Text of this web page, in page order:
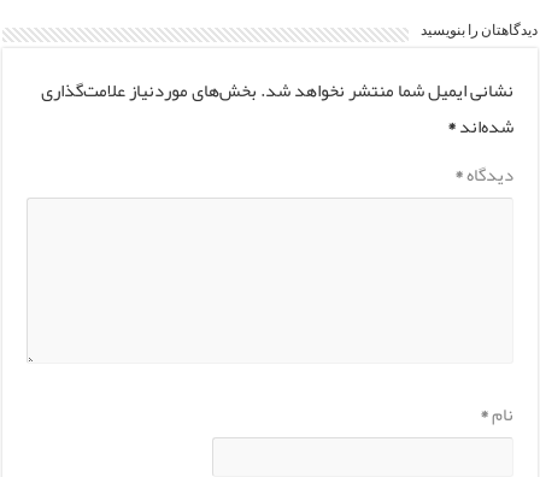
دیدگاهتان را بنویسید
نشانی ایمیل شما منتشر نخواهد شد.بخش‌های موردنیاز علامت‌گذاری
شده‌اند*
دیدگاه*
نام*